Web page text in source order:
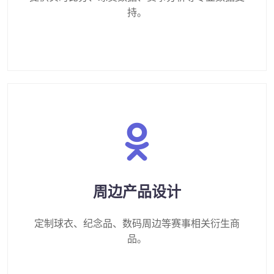
持。
周边产品设计
定制球衣、纪念品、数码周边等赛事相关衍生商
品。